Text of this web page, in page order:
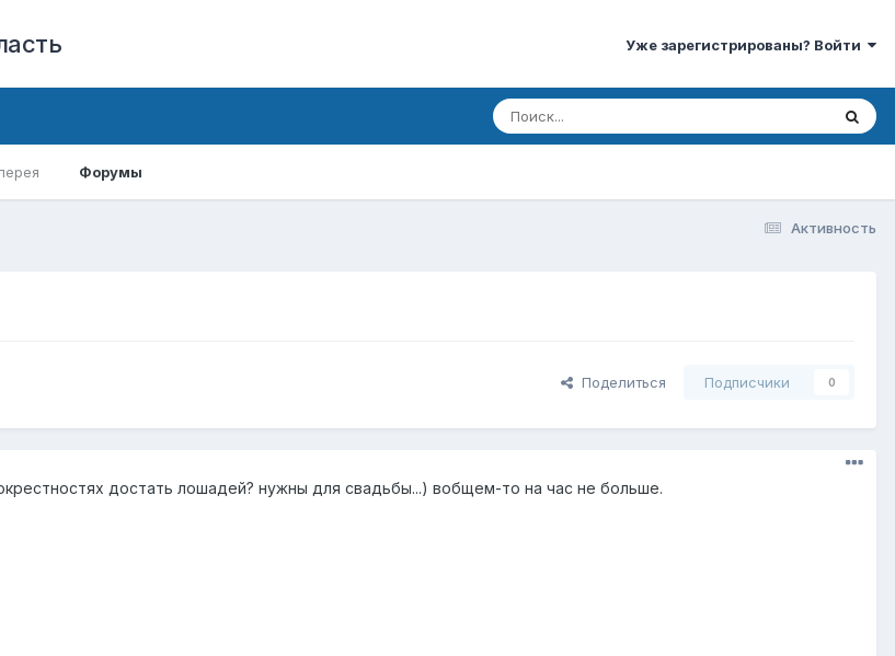
Уже зарегистрированы? Войти
Форумы
Активность
Поделиться Подписчики 0
достать лошадей? нужны для свадьбы...) вобщем-то на час не больше.